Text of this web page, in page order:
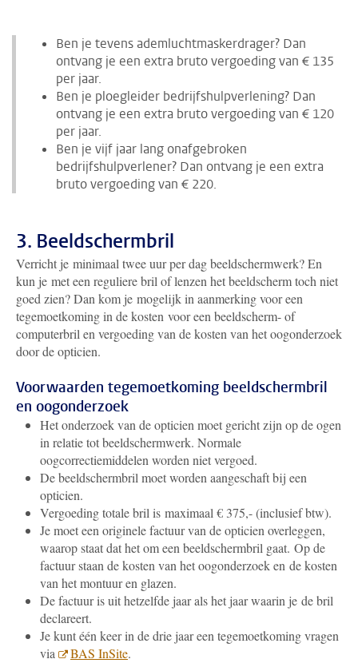
Ben je tevens ademluchtmaskerdrager? Dan
ontvang je een extra bruto vergoeding van € 135
per jaar.
Ben je ploegleider bedrijfshulpverlening? Dan
ontvang je een extra bruto vergoeding van € 120
per jaar.
Ben je vijf jaar lang onafgebroken
bedrijfshulpverlener? Dan ontvang je een extra
bruto vergoeding van € 220.
3. Beeldschermbril
Verricht je minimaal twee uur per dag beeldschermwerk? En
kun je met een reguliere bril of lenzen het beeldscherm toch niet
goed zien? Dan kom je mogelijk in aanmerking voor een
tegemoetkoming in de kosten voor een beeldscherm- of
computerbril en vergoeding van de kosten van het oogonderzoek
door de opticien.
Voorwaarden tegemoetkoming beeldschermbril
en oogonderzoek
Het onderzoek van de opticien moet gericht zijn op de ogen
in relatie tot beeldschermwerk. Normale
oogcorrectiemiddelen worden niet vergoed.
De beeldschermbril moet worden aangeschaft bij een
opticien.
Vergoeding totale bril is maximaal € 375,- (inclusief btw).
Je moet een originele factuur van de opticien overleggen,
waarop staat dat het om een beeldschermbril gaat. Op de
factuur staan de kosten van het oogonderzoek en de kosten
van het montuur en glazen.
De factuur is uit hetzelfde jaar als het jaar waarin je de bril
declareert.
Je kunt één keer in de drie jaar een tegemoetkoming vragen
via
BAS InSite.